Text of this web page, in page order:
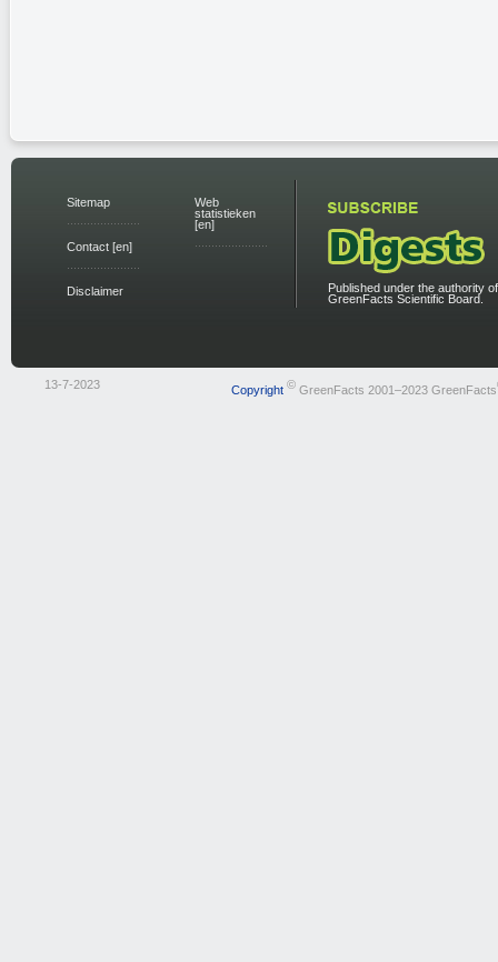
Sitemap
Contact [en]
Disclaimer
Web
statistieken
[en]
Published under the authority
GreenFacts Scientific Board.
13-7-2023 Copyright © GreenFacts 2001–2023 GreenFacts